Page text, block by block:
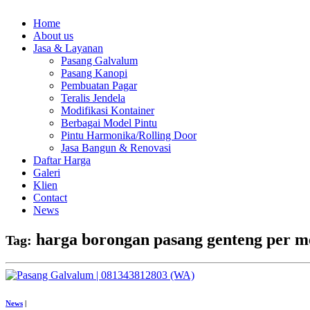
Home
About us
Jasa & Layanan
Pasang Galvalum
Pasang Kanopi
Pembuatan Pagar
Teralis Jendela
Modifikasi Kontainer
Berbagai Model Pintu
Pintu Harmonika/Rolling Door
Jasa Bangun & Renovasi
Daftar Harga
Galeri
Klien
Contact
News
Tag: harga borongan pasang genteng per
News